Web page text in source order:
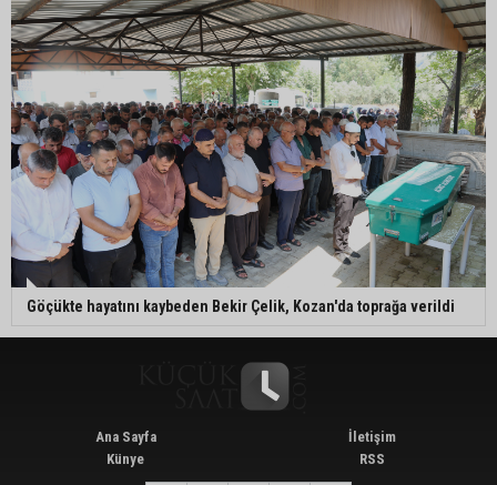
Göçükte hayatını kaybeden Bekir Çelik, Kozan'da toprağa verildi
Ana Sayfa
Künye
İletişim
RSS